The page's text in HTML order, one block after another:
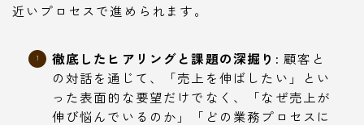
近いプロセスで進められます。
徹底したヒアリングと課題の深掘り: 顧客と
の対話を通じて、「売上を伸ばしたい」とい
った表面的な要望だけでなく、「なぜ売上が
伸び悩んでいるのか」「どの業務プロセスに